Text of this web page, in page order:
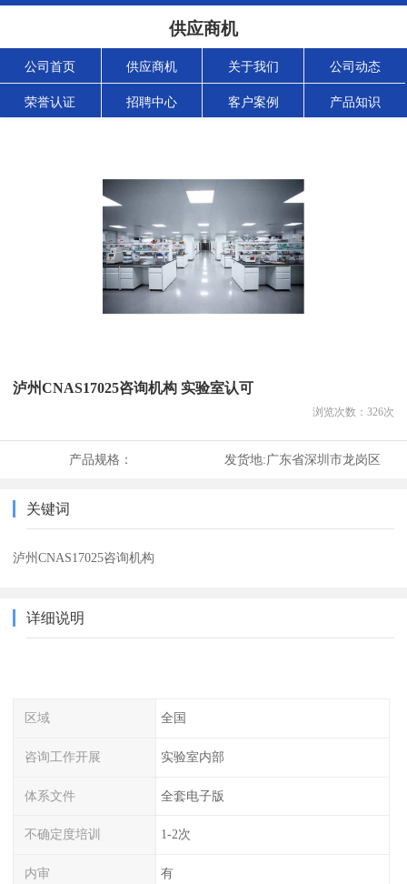
供应商机
公司首页 供应商机 关于我们 公司动态
荣誉认证 招聘中心 客户案例 产品知识
泸州CNAS17025咨询机构 实验室认可
浏览次数： 326次
产品规格： 发货地:广东省深圳市龙岗区
关键词
泸州CNAS17025咨询机构
详细说明
区域 全国
咨询工作开展 实验室内部
体系文件 全套电子版
不确定度培训 1-2次
内审 有